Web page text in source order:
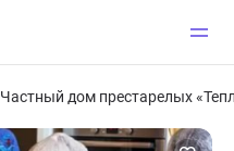
Частный дом престарелых